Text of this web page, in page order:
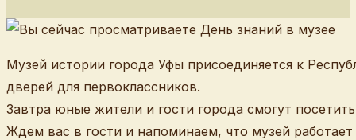
Музей истории города Уфы присоединяется к
дверей для первоклассников.
Завтра юные жители и гости города смогут
Ждем вас в гости и напоминаем, что музей